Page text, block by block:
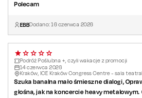
Polecam
EBBDodano:16 czerwca 2026
Podróż Poślubna +, czyli wakacje z promocji
14czerwca 2026
Kraków, ICE Kraków Congress Centre - sala
Szuka banalna mało śmieszne dialogi,
głośna, jak na koncercie heavy metalowym.